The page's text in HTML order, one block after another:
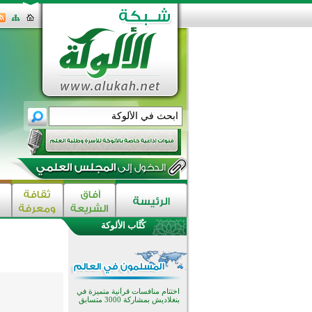
كُتَّاب الألوكة
اختتام الدورة التاسعة لمسابقة حفظ
تيسليتش تختتم برنامجا تعليميا لتعزيز
القيم وبناء الشخصية للشباب
المسلمين
اختتام منافسات قرآنية متميزة في
بنغلاديش بمشاركة 3000 متسابق